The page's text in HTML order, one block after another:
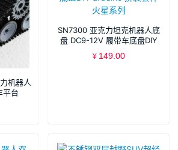
机器人
平台
SN7300 亚克力坦克机器人底
盘 DC9-12V 履带车底盘DIY
arduino 拼装套件 火星系列
¥ 149.00